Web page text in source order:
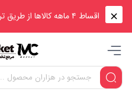
اقساط ۴ ماهه کالاها از طریق ترب پی، اسنپ پی و دیجی پی